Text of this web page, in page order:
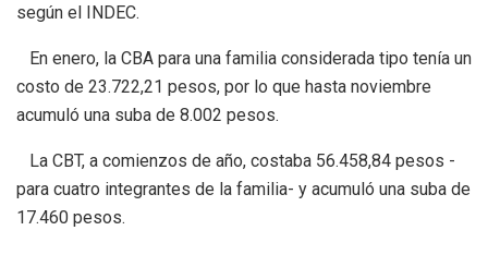
según el INDEC.
En enero, la CBA para una familia considerada tipo tenía un
costo de 23.722,21 pesos, por lo que hasta noviembre
acumuló una suba de 8.002 pesos.
La CBT, a comienzos de año, costaba 56.458,84 pesos -
para cuatro integrantes de la familia- y acumuló una suba de
17.460 pesos.